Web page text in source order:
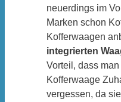
neuerdings im
Marken schon
Kofferwaagen
integrierten
Vorteil, dass
Kofferwaage
vergessen, da